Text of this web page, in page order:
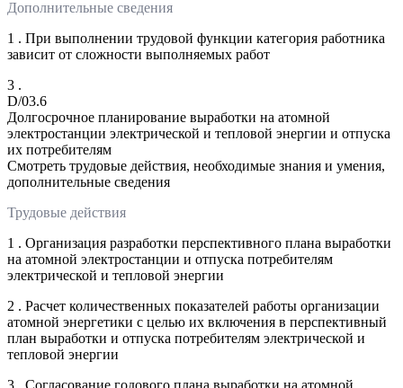
Дополнительные сведения
1 . При выполнении трудовой функции категория работника
зависит от сложности выполняемых работ
3 .
D/03.6
Долгосрочное планирование выработки на атомной
электростанции электрической и тепловой энергии и отпуска
их потребителям
Смотреть трудовые действия, необходимые знания и умения,
дополнительные сведения
Трудовые действия
1 . Организация разработки перспективного плана выработки
на атомной электростанции и отпуска потребителям
электрической и тепловой энергии
2 . Расчет количественных показателей работы организации
атомной энергетики с целью их включения в перспективный
план выработки и отпуска потребителям электрической и
тепловой энергии
3 . Согласование годового плана выработки на атомной